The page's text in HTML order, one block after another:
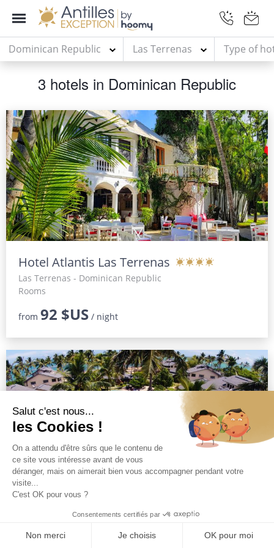
Dominican Republic Las Terrenas Type of
3 hotels in Dominican Republic
Hotel Atlantis Las Terrenas
Las Terrenas - Dominican Republic
Rooms
from 92 $US/ night
Alisei hotel Las Terrenas
Las Terrenas - Dominican Republic
54 apartments Sea View